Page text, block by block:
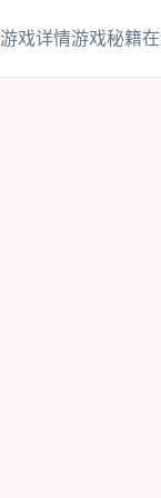
游戏详情游戏秘籍